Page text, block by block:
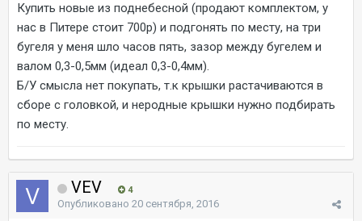
Купить новые из поднебесной (продают комплектом, у
нас в Питере стоит 700р) и подгонять по месту, на три
бугеля у меня шло часов пять, зазор между бугелем и
валом 0,3-0,5мм (идеал 0,3-0,4мм).
Б/У смысла нет покупать, т.к крышки растачиваются в
сборе с головкой, и неродные крышки нужно подбирать
по месту.
VEV 4
Опубликовано 20 сентября, 2016